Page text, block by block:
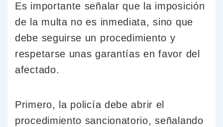
Es importante señalar que la imposición
de la multa no es inmediata, sino que
debe seguirse un procedimiento y
respetarse unas garantías en favor del
afectado.
Primero, la policía debe abrir el
procedimiento sancionatorio, señalando